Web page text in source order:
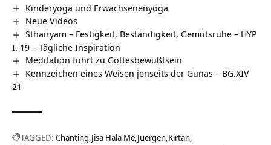
Kinderyoga und Erwachsenenyoga
Neue Videos
Sthairyam – Festigkeit, Beständigkeit, Gemütsruhe – HYP
I. 19 – Tägliche Inspiration
Meditation führt zu Gottesbewußtsein
Kennzeichen eines Weisen jenseits der Gunas – BG.XIV
21
TAGGED: Chanting Jisa Hala Me Juergen Kirtan